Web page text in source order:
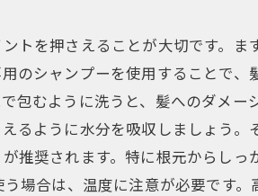
トを押さえることが大切です。
のシャンプーを使用することで
包むように洗うと、髪へのダメー
るように水分を吸収しましょう
推奨されます。特に根元からしっ
場合は、温度に注意が必要です